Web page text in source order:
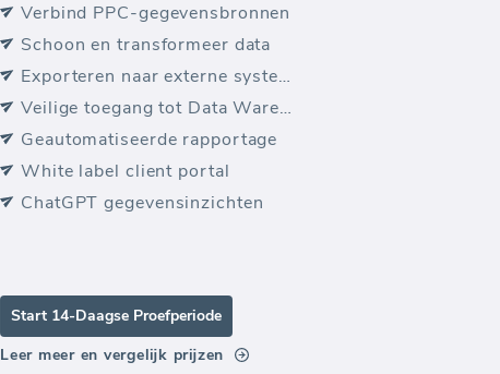
Verbind PPC-gegevensbronnen
Schoon en transformeer data
Exporteren naar externe systemen
Veilige toegang tot Data Warehouse
Geautomatiseerde rapportage
White label client portal
ChatGPT gegevensinzichten
Start 14-Daagse Proefperiode
Leer meer en vergelijk prijzen